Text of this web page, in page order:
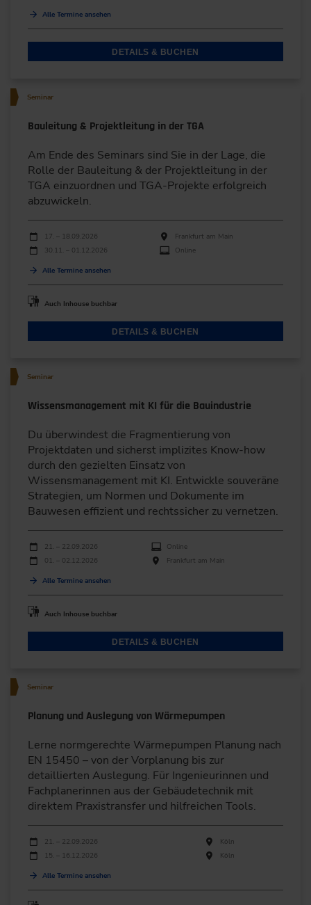
Alle Termine ansehen
DETAILS & BUCHEN
Seminar
Bauleitung & Projektleitung in der TGA
Am Ende des Seminars sind Sie in der Lage, die
Rolle der Bauleitung & der Projektleitung in der
TGA einzuordnen und TGA-Projekte erfolgreich
abzuwickeln.
Durchführungen
Veranstaltungsdatum
17. – 18.09.2026
Frankfurt am Main
30.11. – 01.12.2026
Online
Alle Termine ansehen
Auch Inhouse buchbar
DETAILS & BUCHEN
Seminar
Wissensmanagement mit KI für die Bauindustrie
Du überwindest die Fragmentierung von
Projektdaten und sicherst implizites Know-how
durch den gezielten Einsatz von
Wissensmanagement mit KI. Entwickle souveräne
Strategien, um Normen und Dokumente im
Bauwesen effizient und rechtssicher zu vernetzen.
Durchführungen
Veranstaltungsdatum Veranstaltungsort
21. – 22.09.2026
Online
01. – 02.12.2026
Frankfurt am Main
Alle Termine ansehen
Auch Inhouse buchbar
DETAILS & BUCHEN
Seminar
Planung und Auslegung von Wärmepumpen
Lerne normgerechte Wärmepumpen Planung nach
EN 15450 – von der Vorplanung bis zur
detaillierten Auslegung. Für Ingenieurinnen und
Fachplanerinnen aus der Gebäudetechnik mit
direktem Praxistransfer und hilfreichen Tools.
Durchführungen
Veranstaltungsdatum
21. – 22.09.2026
Köln
15. – 16.12.2026
Köln
Alle Termine ansehen